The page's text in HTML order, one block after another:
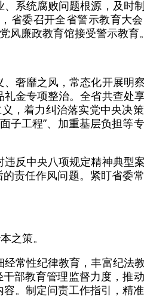
系统腐败问题根源，及时
省委召开全省警示教育大
廉政教育馆接受警示教育。
奢靡之风，常态化开展明
金专项整治。全省共查处
，着力纠治落实党中央决策
子工程”、加重基层负担等
反中央八项规定精神典型
责任作风问题。紧盯省委
之策。
常性纪律教育，丰富纪法
部教育管理监督力度，推
。制定问责工作指引，精准